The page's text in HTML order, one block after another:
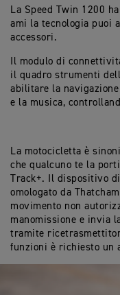
La Speed Twin 1200
ami la tecnologia puoi
accessori.
Il modulo di
il quadro strumenti
abilitare la
e la musica,
La motocicletta è
che qualcuno te la
Track+. Il dispositivo
omologato da
movimento non
manomissione e invia
tramite
funzioni è richiesto un